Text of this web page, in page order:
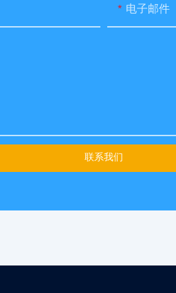
电子邮件
联系我们